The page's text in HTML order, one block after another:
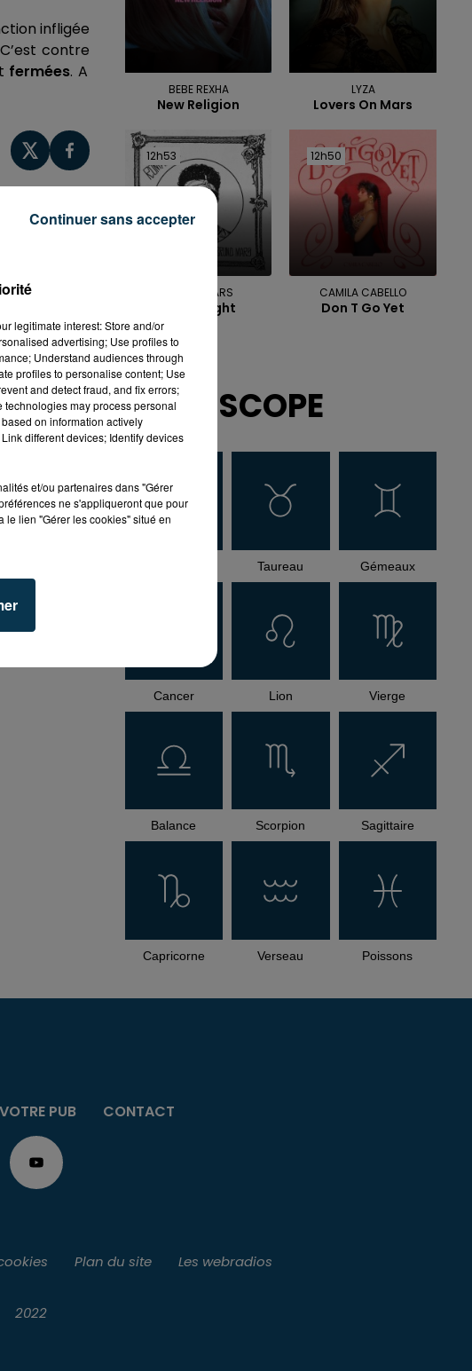
infligée
contre
fermées. A
BEBE REXHA
New Religion
LYZA
Lovers On Mars
12h53
12h53
BRUNO MARS
I Just Might
12h50
12h50
CAMILA CABELLO
Don T Go Yet
HOROSCOPE
Taureau Gémeaux
Cancer Lion Vierge
Balance Scorpion Sagittaire
Capricorne Verseau Poissons
VOTRE PUB CONTACT
Plan du site Les webradios
2022
legitimate interest: Store and/or
advertising; Use profiles to
Understand audiences through
profiles to personalise content; Use
and detect fraud, and fix errors;
may process personal
on information actively
different devices; Identify devices
et/ou partenaires dans "Gérer
ne s'appliqueront que pour
le lien "Gérer les cookies" situé en
Continuer sans accepter